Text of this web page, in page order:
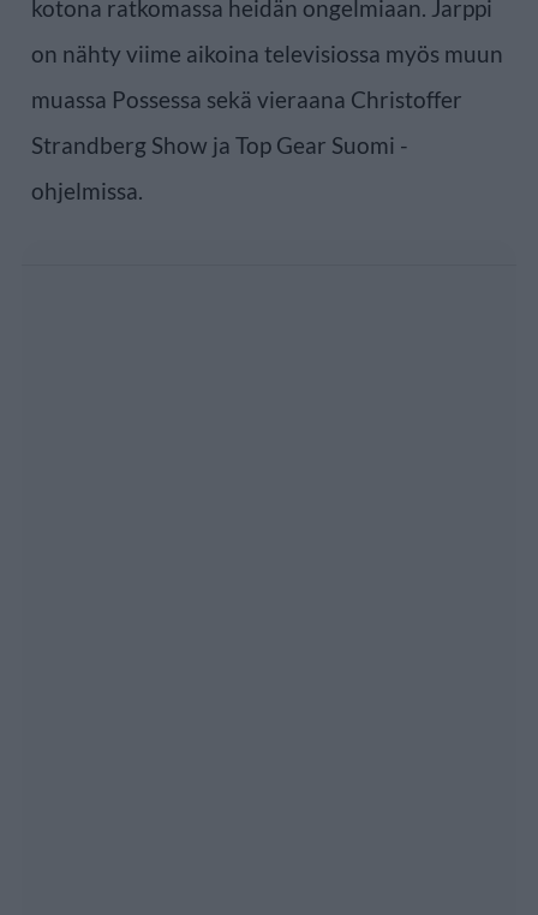
kotona ratkomassa heidän ongelmiaan. Jarppi
on nähty viime aikoina televisiossa myös muun
muassa Possessa sekä vieraana Christoffer
Strandberg Show ja Top Gear Suomi -
ohjelmissa.